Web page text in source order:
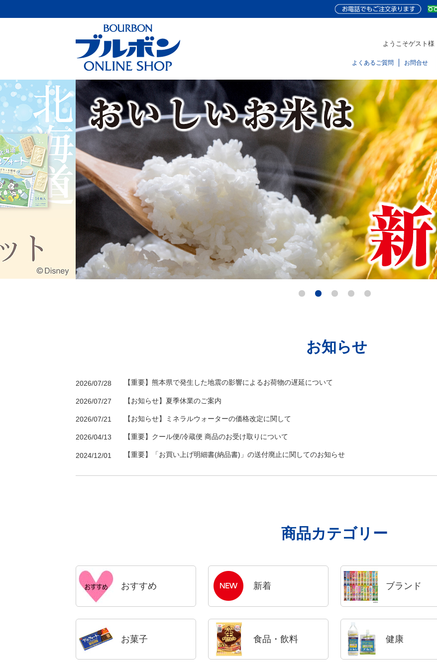
ようこそゲスト様
よくあるご質問 お問合せ
Previous
1 2 3 4 5
お知らせ
2026/07/28 【重要】熊本県で発生した地震の影響によるお荷物の遅延について
2026/07/27 【お知らせ】夏季休業のご案内
2026/07/21 【お知らせ】ミネラルウォーターの価格改定に関して
2026/04/13 【重要】クール便/冷蔵便 商品のお受け取りについて
2024/12/01 【重要】「お買い上げ明細書(納品書)」の送付廃止に関してのお知らせ
商品カテゴリー
おすすめ 新着 ブランド
お菓子 食品・飲料 健康